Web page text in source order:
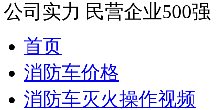
公司实力 民营企业500强
首页
消防车价格
消防车灭火操作视频